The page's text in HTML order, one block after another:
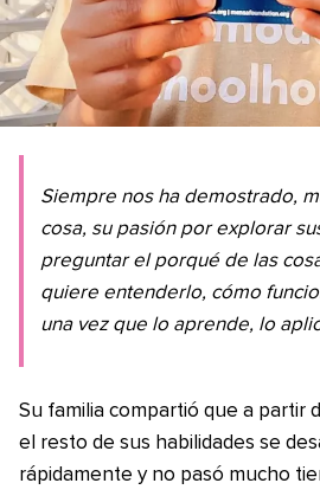
Siempre nos ha demostrado,
cosa, su pasión por explorar
preguntar el porqué de las
quiere entenderlo, cómo
una vez que lo aprende, lo
Su familia compartió que a partir
el resto de sus habilidades se
rápidamente y no pasó mucho